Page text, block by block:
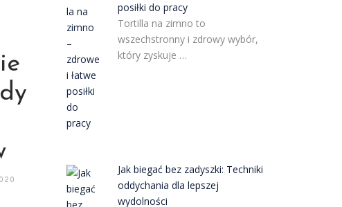
posiłki do pracy
Tortilla na zimno to
wszechstronny i zdrowy wybór,
który zyskuje …
Jak biegać bez zadyszki: Techniki
oddychania dla lepszej
wydolności